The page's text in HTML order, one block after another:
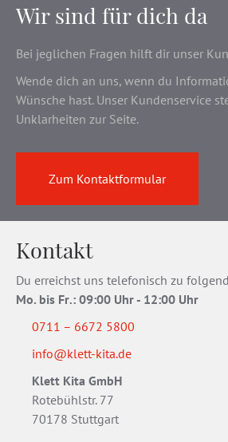
Wir sind für dich da
Bei jeglichen Fragen hilft dir unser
Wende dich an uns, wenn du
Wünsche hast. Unser Kundenservice
Unklarheiten zur Seite.
Zum Kontaktformular
Kontakt
Du erreichst uns telefonisch zu
Mo. bis Fr.: 09:00 Uhr - 12:00 Uhr
0711 – 6672 5800
info@klett-kita.de
Klett Kita GmbH
Rotebühlstr. 77
70178 Stuttgart